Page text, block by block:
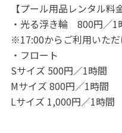
【プール用品レンタル料
・光る浮き輪 800円／1
※17:00からご利用いただ
・フロート
Sサイズ 500円／1時間
Mサイズ 800円／1時間
Lサイズ 1,000円／1時間